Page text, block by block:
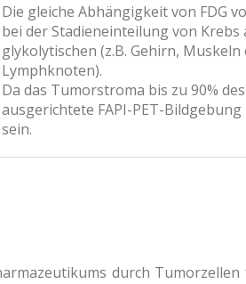
Die gleiche Abhängigkeit von FDG
bei der Stadieneinteilung von
glykolytischen (z.B. Gehirn,
Lymphknoten).
Da das Tumorstroma bis zu 90%
ausgerichtete FAPI-PET-
sein.
durch